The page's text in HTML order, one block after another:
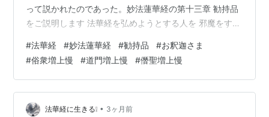
って説かれたのであった。妙法蓮華経の第十三章 勧持品
をご説明します 法華経を弘めようとする人を 邪魔をする
上慢（ぞくしゅうぞうじょうまん）とは、普通の人々が
「法華経」の価値を知らないのに、悪口を言ったり、迫
害を加えたりする人のことである。 次に第二の道門増上
慢（どうもんぞうじょうまん）というのは、専門の坊さ
んのなかには、つまらない教えを善いものだと思って
#法華経 #妙法蓮華経 #勧持品 #お釈迦さま
#俗衆増上慢 #道門増上慢 #僭聖増上慢
法華経に生きる❕ • 3ヶ月前